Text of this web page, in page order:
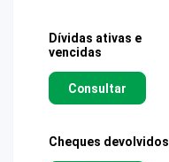
Dívidas ativas e
vencidas
Consultar
Cheques devolvidos